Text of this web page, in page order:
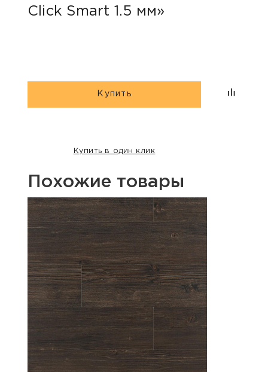
Click Smart 1.5 мм»
Купить
Купить в один клик
Похожие товары